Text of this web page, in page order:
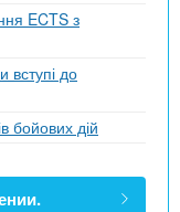
ECTS з
вступі до
бойових дій